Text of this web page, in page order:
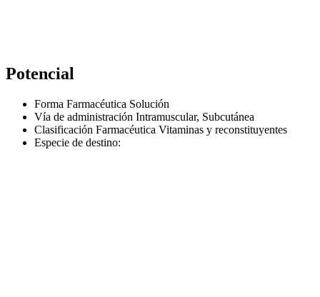
Potencial
Forma Farmacéutica Solución
Vía de administración Intramuscular, Subcutánea
Clasificación Farmacéutica Vitaminas y reconstituyentes
Especie de destino: